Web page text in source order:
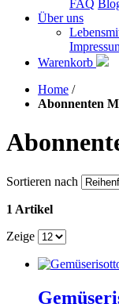
FAQ
Über uns
Warenkorb
Home /
Abonnenten
Sortieren nach
1 Artikel
Zeige